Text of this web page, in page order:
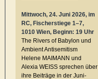
Mittwoch, 24. Juni 2026, im
RC, Fischerstiege 1–7,
1010 Wien, Beginn: 19 Uhr
The Rivers of Babylon und
Ambient Antisemitism
Helene MAIMANN und
Alexia WEISS sprechen über
ihre Beiträge in der Juni-